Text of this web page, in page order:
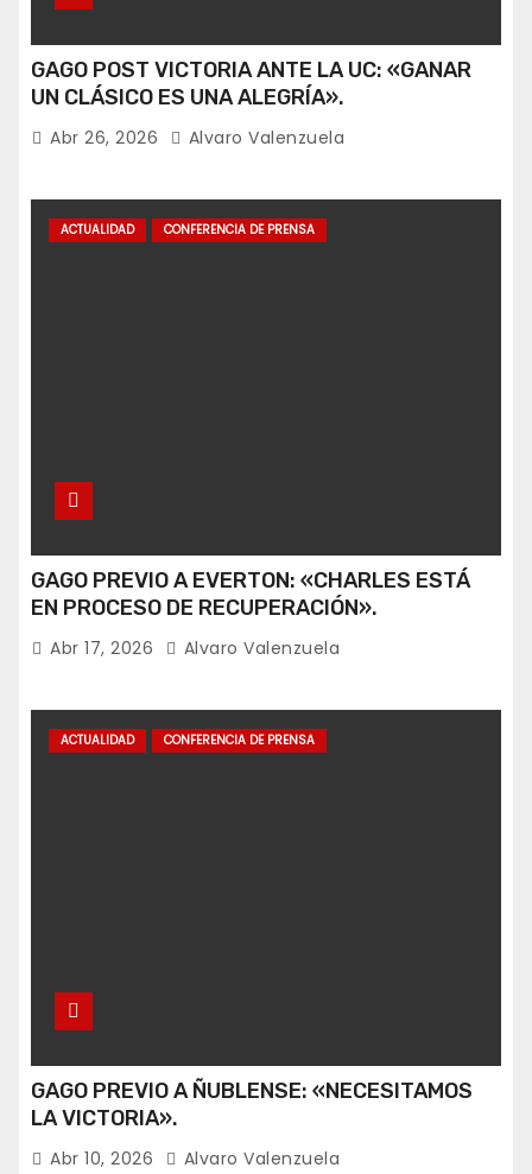
GAGO POST VICTORIA ANTE LA UC: «GANAR
UN CLÁSICO ES UNA ALEGRÍA».
Abr 26, 2026 Alvaro Valenzuela
ACTUALIDAD CONFERENCIA DE PRENSA
GAGO PREVIO A EVERTON: «CHARLES ESTÁ
EN PROCESO DE RECUPERACIÓN».
Abr 17, 2026 Alvaro Valenzuela
ACTUALIDAD CONFERENCIA DE PRENSA
GAGO PREVIO A ÑUBLENSE: «NECESITAMOS
LA VICTORIA».
Abr 10, 2026 Alvaro Valenzuela